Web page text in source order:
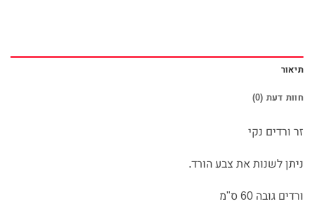
תיאור
חוות דעת (0)
זר ורדים נקי
ניתן לשנות את צבע הורד.
ורדים גובה 60 ס"מ